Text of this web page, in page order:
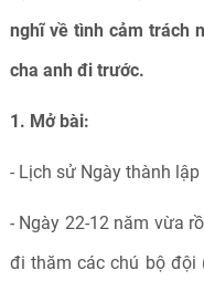
nghĩ về tình cảm trách
cha anh đi trước.
1. Mở bài:
- Lịch sử Ngày thành
- Ngày 22-12 năm vừa
đi thăm các chú bộ đội